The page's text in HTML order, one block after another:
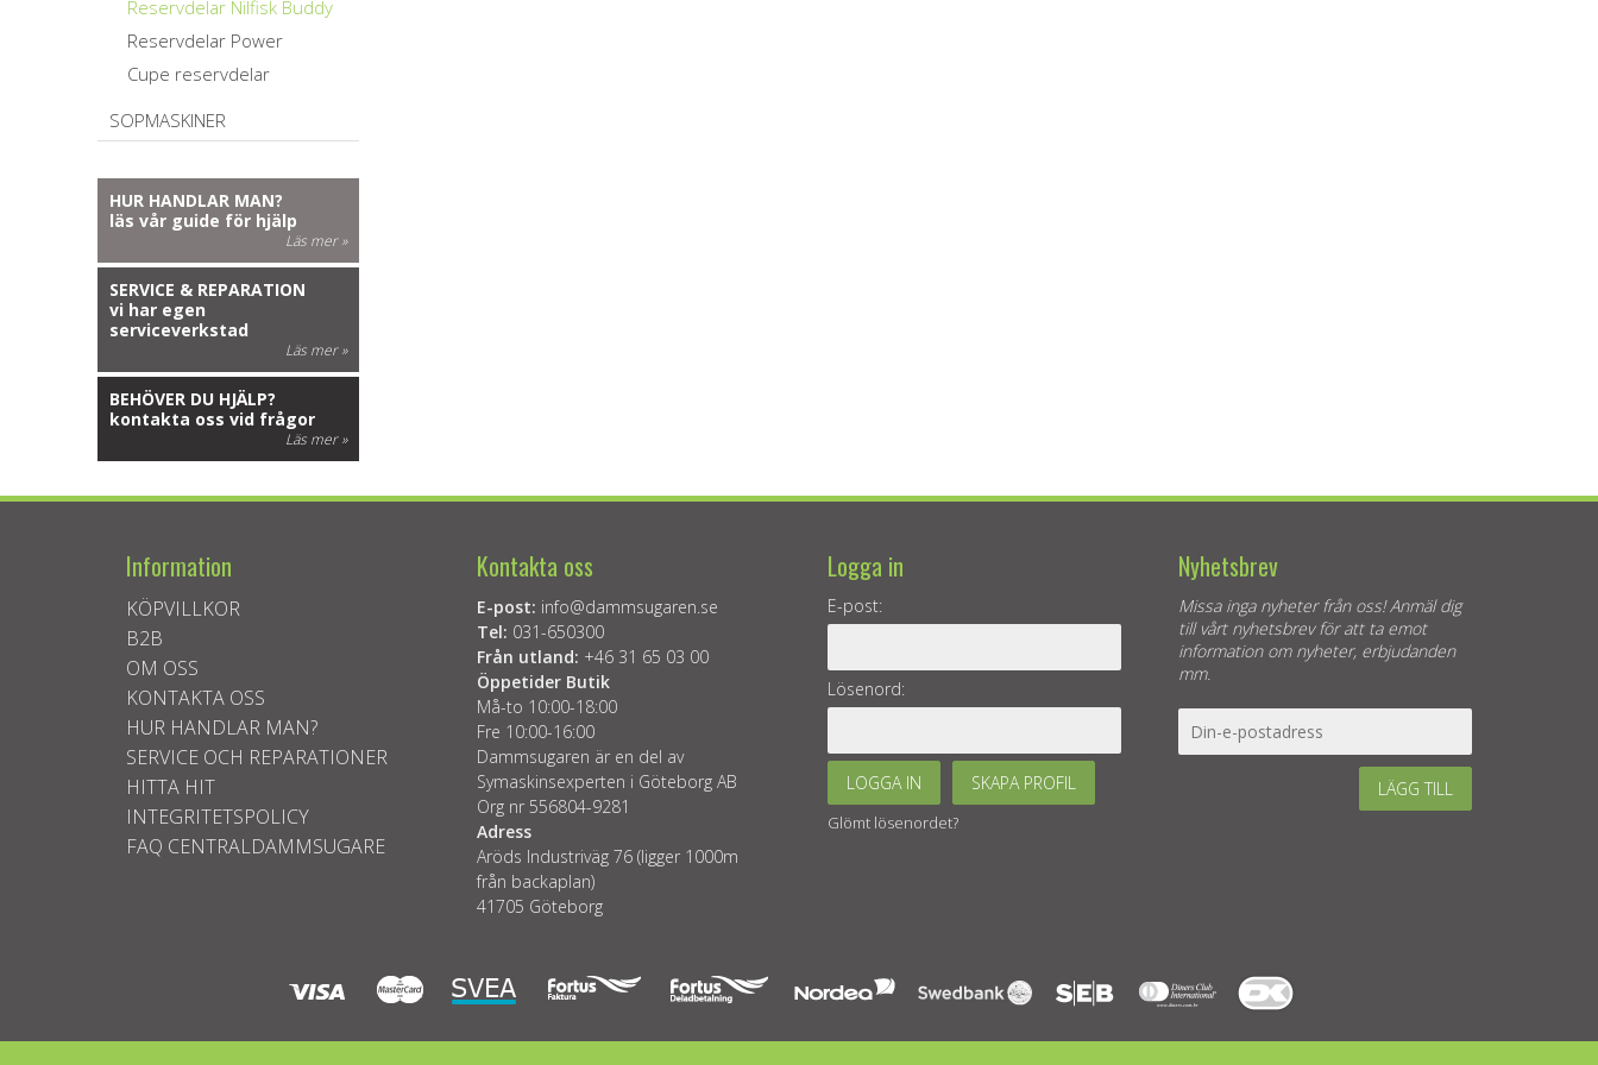
Reservdelar Nilfisk Buddy
Reservdelar Power
Cupe reservdelar
SOPMASKINER
HUR HANDLAR MAN?
läs vår guide för hjälp
Läs mer »
SERVICE & REPARATION
vi har egen
serviceverkstad
Läs mer »
BEHÖVER DU HJÄLP?
kontakta oss vid frågor
Läs mer »
Information
KÖPVILLKOR
B2B
OM OSS
KONTAKTA OSS
HUR HANDLAR MAN?
SERVICE OCH REPARATIONER
HITTA HIT
INTEGRITETSPOLICY
FAQ CENTRALDAMMSUGARE
Kontakta oss
E-post: info@dammsugaren.se
Tel: 031-650300
Från utland: +46 31 65 03 00
Öppetider Butik
Må-to 10:00-18:00
Fre 10:00-16:00
Dammsugaren är en del av
Symaskinsexperten i Göteborg AB
Org nr 556804-9281
Adress
Aröds Industriväg 76 (ligger 1000m
från backaplan)
41705 Göteborg
Logga in
E-post:
Lösenord:
LOGGA IN SKAPA PROFIL
Glömt lösenordet?
Nyhetsbrev
Missa inga nyheter från oss! Anmäl dig
till vårt nyhetsbrev för att ta emot
information om nyheter, erbjudanden
mm.
LÄGG TILL